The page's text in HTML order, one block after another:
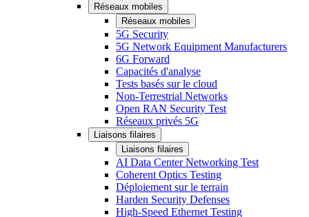
Réseaux mobiles
Réseaux mobiles
5G Security
5G Network Equipment Manufacturers
6G Forward
Capacités d'analyse
Tests basés sur le cloud
Non-Terrestrial Networks
Open RAN Security Test
Réseaux privés 5G
Liaisons filaires
Liaisons filaires
AI Data Center Networking Test
Coherent Optics Testing
Déploiement sur le terrain
Harden Security Defenses
High-Speed Ethernet Testing